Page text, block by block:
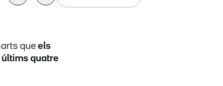
que els
quatre